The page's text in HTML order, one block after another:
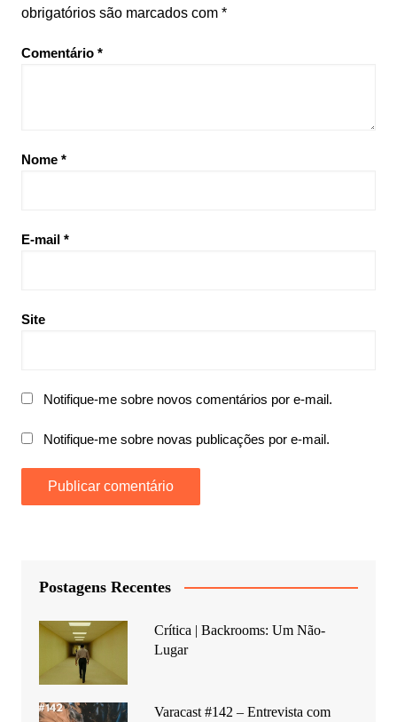
obrigatórios são marcados com *
Comentário *
Nome *
E-mail *
Site
Notifique-me sobre novos comentários por e-mail.
Notifique-me sobre novas publicações por e-mail.
Postagens Recentes
Crítica | Backrooms: Um Não-
Lugar
Varacast #142 – Entrevista com